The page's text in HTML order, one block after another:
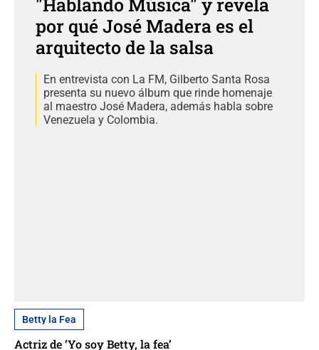
por qué José Madera es el
arquitecto de la salsa
En entrevista con La FM, Gilberto Santa Rosa
presenta su nuevo álbum que rinde homenaje
al maestro José Madera, además habla sobre
Venezuela y Colombia.
Betty la Fea
Actriz de ‘Yo soy Betty, la fea’